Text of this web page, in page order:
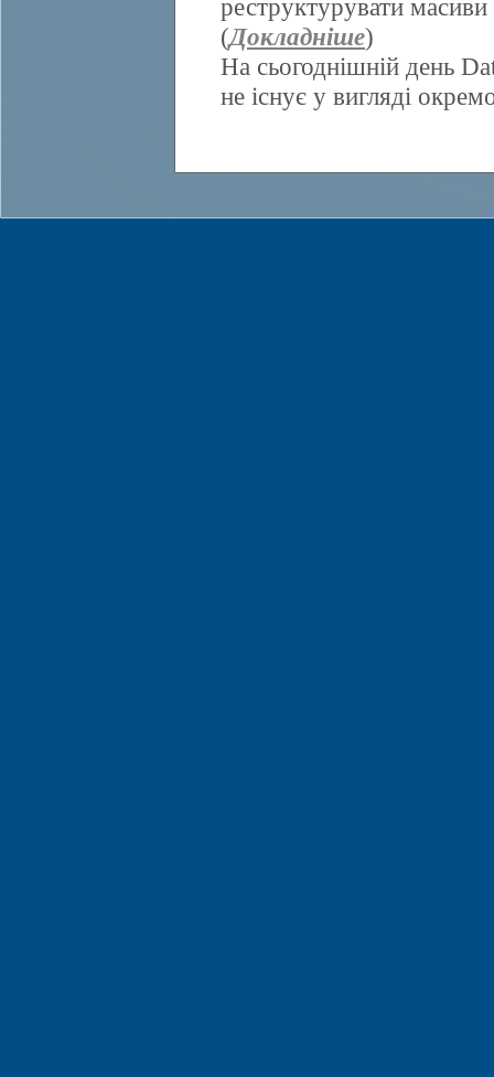
реструктурувати масиви
(Докладніше)
На сьогоднішній день
не існує у вигляді